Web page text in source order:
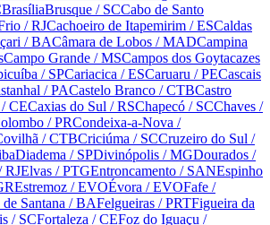
BrasíliaBrusque / SCCabo de Santo
/ RJCachoeiro de Itapemirim / ESCaldas
/ BACâmara de Lobos / MADCampina
Campo Grande / MSCampos dos Goytacazes
/ SPCariacica / ESCaruaru / PECascais
/ PACastelo Branco / CTBCastro
/ CECaxias do Sul / RSChapecó / SCChaves /
/ PRCondeixa-a-Nova /
/ CTBCriciúma / SCCruzeiro do Sul /
Diadema / SPDivinópolis / MGDourados /
RJElvas / PTGEntroncamento / SANEspinho
Estremoz / EVOÉvora / EVOFafe /
Santana / BAFelgueiras / PRTFigueira da
/ SCFortaleza / CEFoz do Iguaçu /